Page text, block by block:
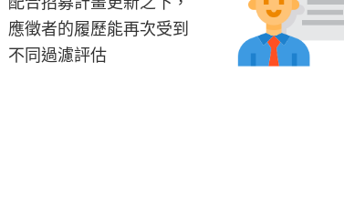
應徵者的履歷能再次受到
不同過濾評估